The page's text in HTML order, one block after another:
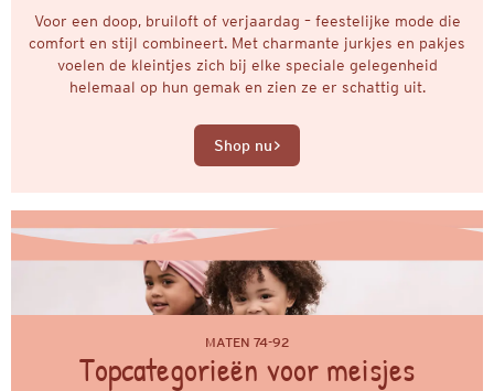
Voor een doop, bruiloft of verjaardag – feestelijke mode die
comfort en stijl combineert. Met charmante jurkjes en pakjes
voelen de kleintjes zich bij elke speciale gelegenheid
helemaal op hun gemak en zien ze er schattig uit.
Shop nu
MATEN 74-92
Topcategorieën voor meisjes